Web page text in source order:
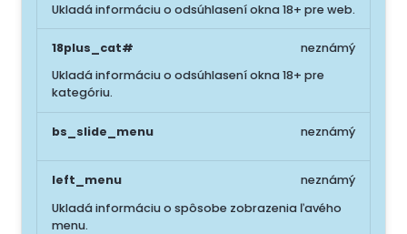
Ukladá informáciu o odsúhlasení okna 18+ pre web.
18plus_cat#
Ukladá informáciu o odsúhlasení okna 18+ pre
kategóriu.
neznámý
bs_slide_menu neznámý
left_menu
Ukladá informáciu o spôsobe zobrazenia ľavého
menu.
neznámý